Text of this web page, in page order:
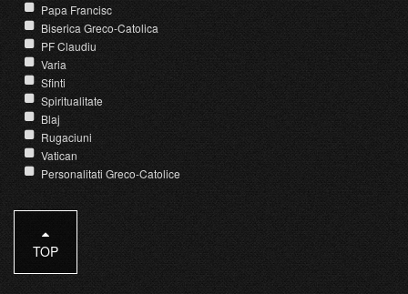
Papa Francisc
Biserica Greco-Catolica
PF Claudiu
Varia
Sfinti
Spiritualitate
Blaj
Rugaciuni
Vatican
Personalitati Greco-Catolice
TOP